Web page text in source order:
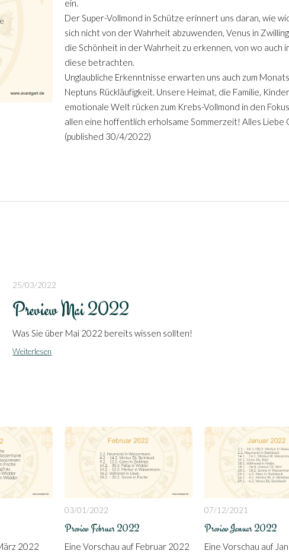
ein.
Der Super-Vollmond in Schütze erinnert uns daran, wie
sich nicht von der Wahrheit abzuwenden, Venus in
die Schönheit in der Wahrheit zu erkennen, von wo auch
diese betrachten.
Unglaubliche Erkenntnisse erwarten uns auch zum
Neptuns Rückläufigkeit. Unsere Heimat, die Familie,
emotionale Welt rücken zum Krebs-Vollmond in den
allen eine hoffentlich erholsame Sommerzeit! Alles Liebe
(published 30/4/2022)
25/03/2022
Preview Mai 2022
Was Sie über Mai 2022 bereits wissen sollten!
Weiterlesen
2022
03/01/2022
Preview Februar 2022
Eine Vorschau auf Februar 2022
07/12/2021
Preview Januar 2022
Eine Vorschau auf